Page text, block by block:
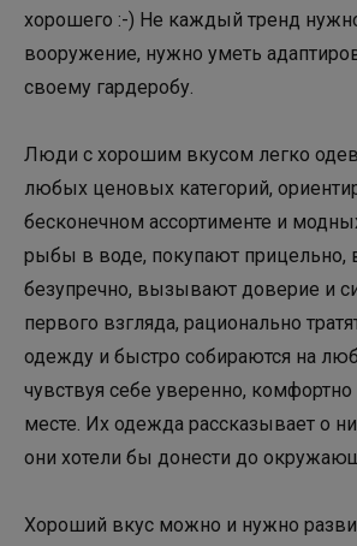
хорошего :-) Не каждый тренд
вооружение, нужно уметь
своему гардеробу.
Люди с хорошим вкусом легко
любых ценовых категорий,
бесконечном ассортименте и
рыбы в воде, покупают прицельно,
безупречно, вызывают доверие и
первого взгляда, рационально
одежду и быстро собираются на
чувствуя себе уверенно,
месте. Их одежда рассказывает о
они хотели бы донести до
Хороший вкус можно и нужно